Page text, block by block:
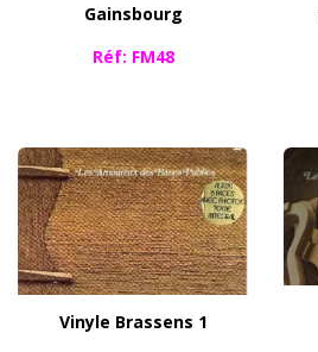
Gainsbourg
Réf: FM48
​Vinyle Brassens 1